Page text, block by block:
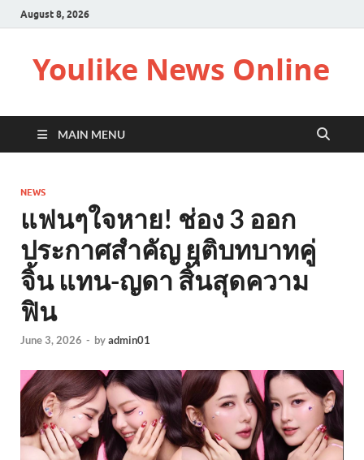
August 8, 2026
Youlike News Online
MAIN MENU
NEWS
แฟนๆใจหาย! ช่อง 3 ออก
ประกาศสำคัญ ยุติบทบาทคู่
จิ้น แทน-ญดา สิ้นสุดความ
ฟิน
June 3, 2026 - byadmin01